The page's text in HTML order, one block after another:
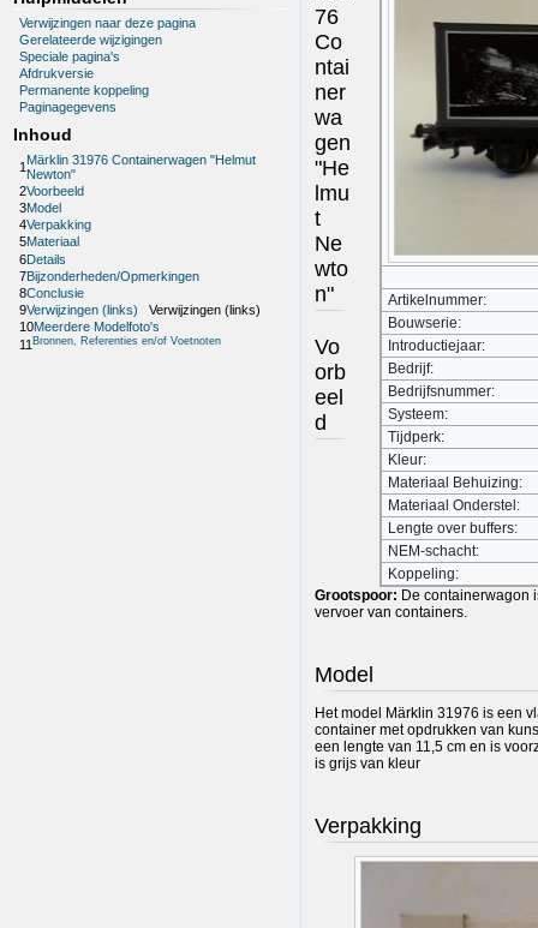
Verwijzingen naar deze pagina
Gerelateerde wijzigingen
Speciale pagina's
Afdrukversie
Permanente koppeling
Paginagegevens
Inhoud
1 Märklin 31976 Containerwagen "Helmut
Newton"
2Voorbeeld
3Model
4Verpakking
5Materiaal
6Details
7Bijzonderheden/Opmerkingen
8Conclusie
9Verwijzingen (links)
Verwijzingen (links)
10Meerdere Modelfoto's
11Bronnen, Referenties en/of Voetnoten
Artikelnummer:
Bouwserie:
Introductiejaar:
Bedrijf:
Bedrijfsnummer:
Systeem:
Tijdperk:
Kleur:
Materiaal Behuizing:
Materiaal Onderstel:
Lengte over buffers:
NEM-schacht:
Koppeling:
76
Co
ntai
ner
wa
gen
"He
lmu
t
Ne
wto
n"
Vo
orb
eel
d
Grootspoor: De containerwagon
vervoer van containers.
Model
Het model Märklin 31976 is een
container met opdrukken van
een lengte van 11,5 cm en is
is grijs van kleur
Verpakking